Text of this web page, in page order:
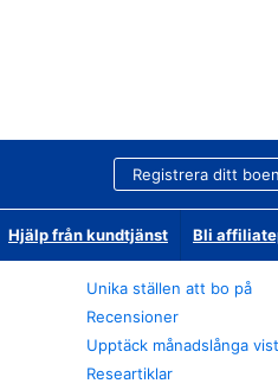
Registrera ditt
Hjälp från kundtjänst Bli
Unika ställen att bo på
Recensioner
Upptäck månadslånga
Researtiklar